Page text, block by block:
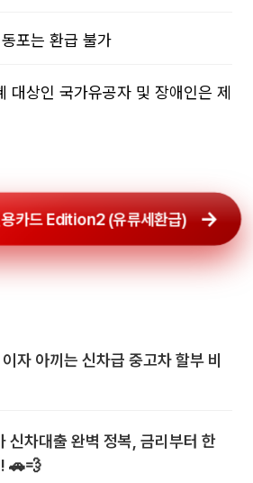
포는 환급 불가
대상인 국가유공자 및 장애인은 제
카드 Edition2 (유류세환급)
자 아끼는 신차급 중고차 할부 비
신차대출 완벽 정복, 금리부터 한
! 🚗💨